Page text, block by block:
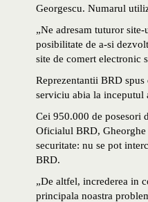
Georgescu. Numarul
„Ne adresam tuturor
posibilitate de a-si
site de comert electronic
Reprezentantii BRD
serviciu abia la inceputul
Cei 950.000 de posesori
Oficialul BRD,
securitate: nu se pot
BRD.
„De altfel, increderea in
principala noastra